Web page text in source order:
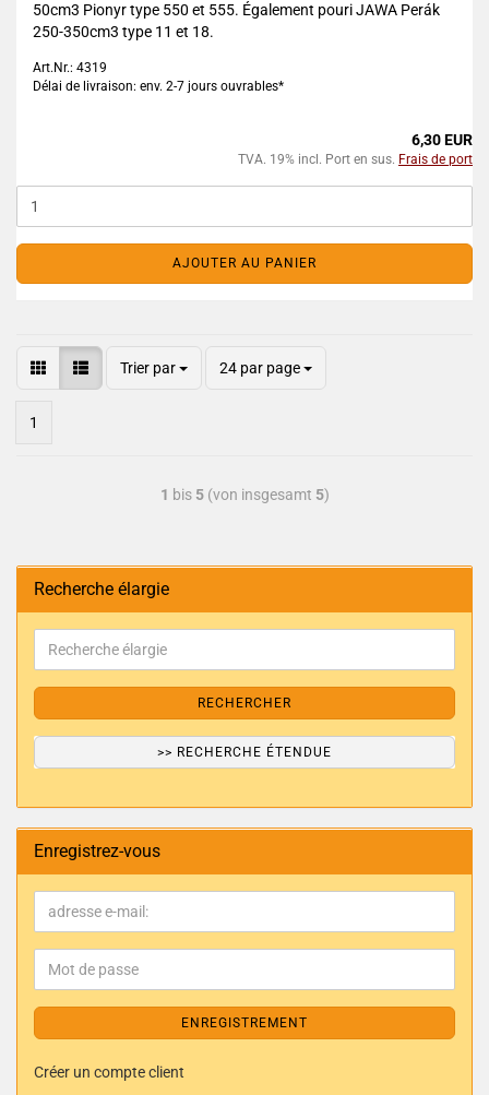
50cm3 Pionyr type 550 et 555. Également pouri JAWA Perák
250-350cm3 type 11 et 18.
Art.Nr.: 4319
Délai de livraison: env. 2-7 jours ouvrables*
6,30 EUR
TVA. 19% incl. Port en sus. Frais de port
AJOUTER AU PANIER
Trier par 24 par page
1
1 bis 5(von insgesamt 5)
Recherche élargie
RECHERCHER
>> RECHERCHE ÉTENDUE
Enregistrez-vous
ENREGISTREMENT
Créer un compte client